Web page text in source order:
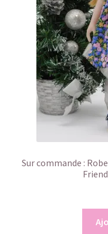
Sur commande :